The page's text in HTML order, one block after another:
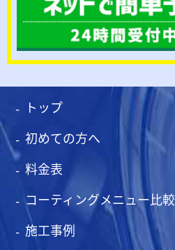
トップ
初めての方へ
料金表
コーティングメニュー比較
施工事例